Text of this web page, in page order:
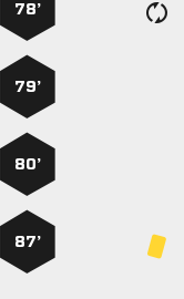
78’
79’
80’
87’